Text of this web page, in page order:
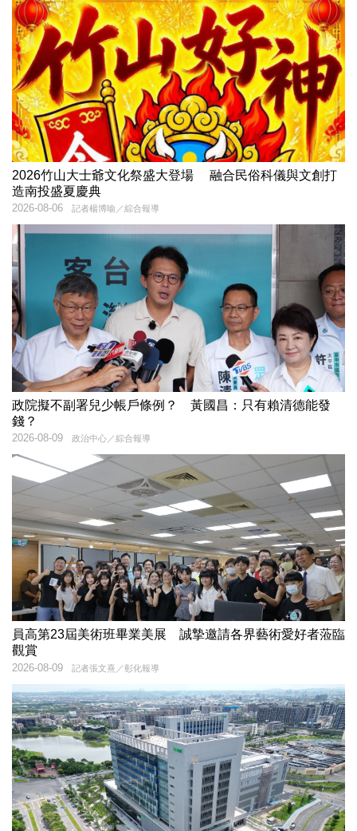
2026竹山大士爺文化祭盛大登場 融合民俗科儀與文創打
造南投盛夏慶典
記者楊博喻／綜合報導
2026-08-06
政院擬不副署兒少帳戶條例？ 黃國昌：只有賴清德能發
錢？
政治中心／綜合報導
2026-08-09
員高第23屆美術班畢業美展 誠摯邀請各界藝術愛好者蒞臨
觀賞
記者張文熹／彰化報導
2026-08-09